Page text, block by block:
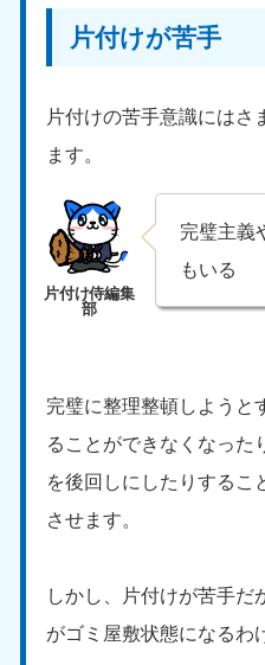
片付けが苦手
片付けの苦手意識にはさ
ます。
完璧主義
もいる
完璧に整理整頓しようと
ることができなくなった
を後回しにしたりするこ
させます。
しかし、片付けが苦手だ
がゴミ屋敷状態になるわ